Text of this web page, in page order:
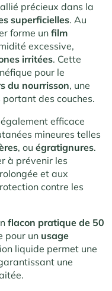
précieux dans la
superficielles. Au
forme un film
excessive,
irritées. Cette
pour le
du nourrisson, une
des couches.
efficace
mineures telles
, ou égratignures.
à prévenir les
et aux
contre les
flacon pratique de 50
pour un usage
liquide permet une
une